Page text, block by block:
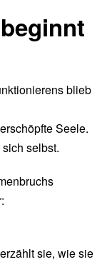
blieb
Seele.
selbst.
erzählt sie, wie sie